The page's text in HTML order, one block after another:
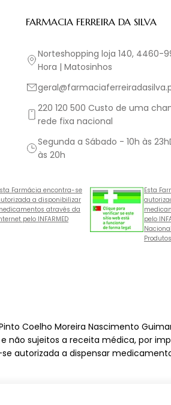
FARMACIA FERREIRA DA SILVA
Norteshopping loja 140, 4460-
Hora | Matosinhos
220 120 500 Custo de uma
rede fixa nacional
Segunda a Sábado - 10h às
às 20h
Farmácia encontra-se
a disponibilizar
através da
pelo INFARMED
Esta
pelo
Coelho Moreira Nascimento
não sujeitos a receita médica, por
autorizada a dispensar